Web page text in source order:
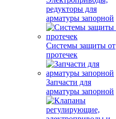
редукторы для
арматуры запорной
Системы защиты от
протечек
Запчасти для
арматуры запорной